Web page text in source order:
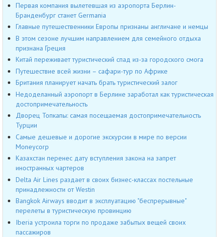
Первая компания вылетевшая из аэропорта Берлин-
Бранденбург станет Germania
Главные путешественники Европы признаны англичане и немцы
В этом сезоне лучшим направлением для семейного отдыха
признана Греция
Китай переживает туристический спад из-за городского смога
Путешествие всей жизни – сафари-тур по Африке
Британия планирует начать брать туристический залог
Недоделанный аэропорт в Берлине заработал как туристическая
достопримечательность
Дворец Топкапы: самая посещаемая достопримечательность
Турции
Самые дешевые и дорогие экскурсии в мире по версии
Moneycorp
Казахстан перенес дату вступления закона на запрет
иностранных чартеров
Delta Air Lines раздает в своих бизнес-классах постельные
принадлежности от Westin
Bangkok Airways вводит в эксплуатацию "беспрерывные"
перелеты в туристическую провинцию
Iberia устроила торги по продаже забытых вещей своих
пассажиров